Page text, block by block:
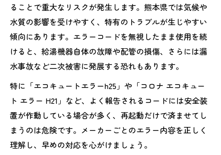
ることで重大なリスクが発生します。熊本県では気候や
水質の影響を受けやすく、特有のトラブルが生じやすい
傾向にあります。エラーコードを無視したまま使用を続
けると、給湯機器自体の故障や配管の損傷、さらには漏
水事故など二次被害に発展する恐れもあります。
特に「エコキュートエラーh25」や「コロナ エコキュー
ト エラー H21」など、よく報告されるコードには安全装
置が作動している場合が多く、再起動だけで済ませてし
まうのは危険です。メーカーごとのエラー内容を正しく
理解し、早めの対応を心がけましょう。